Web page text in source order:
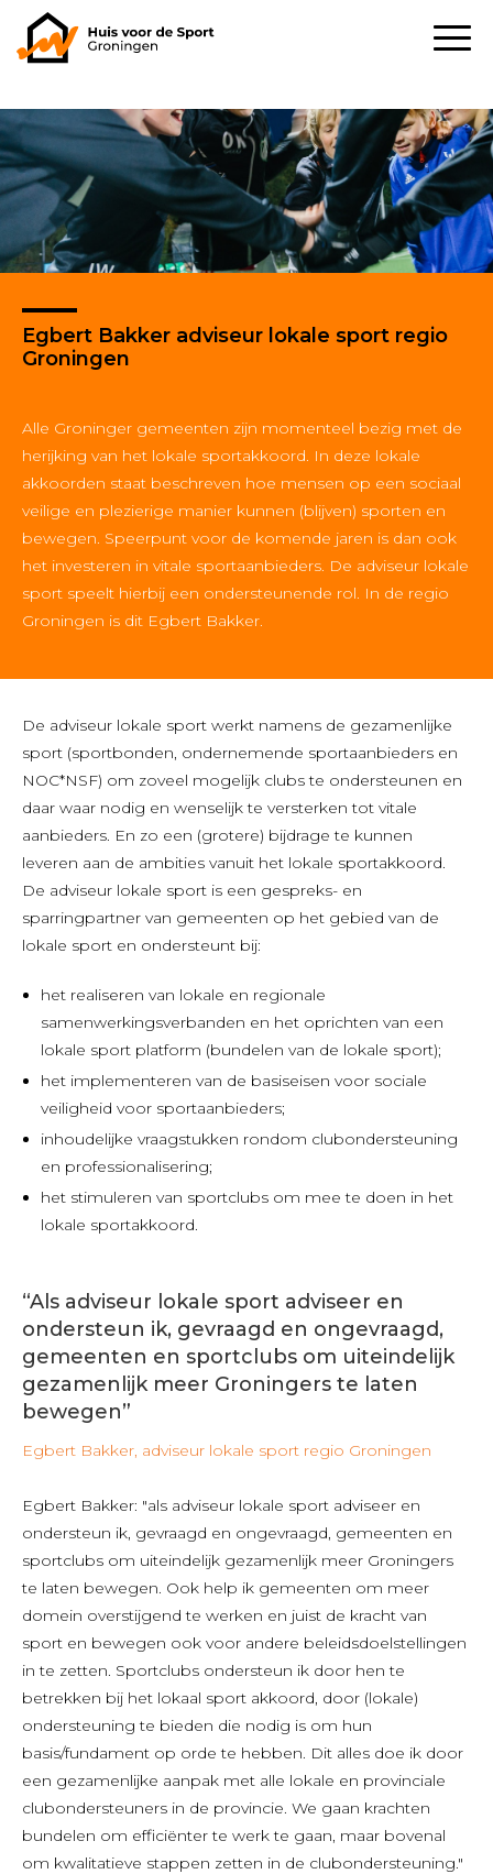
Egbert Bakker adviseur lokale sport regio
Groningen
Alle Groninger gemeenten zijn momenteel bezig met de
herijking van het lokale sportakkoord. In deze lokale
akkoorden staat beschreven hoe mensen op een sociaal
veilige en plezierige manier kunnen (blijven) sporten en
bewegen. Speerpunt voor de komende jaren is dan ook
het investeren in vitale sportaanbieders. De adviseur lokale
sport speelt hierbij een ondersteunende rol. In de regio
Groningen is dit Egbert Bakker.
De adviseur lokale sport werkt namens de gezamenlijke
sport (sportbonden, ondernemende sportaanbieders en
NOC*NSF) om zoveel mogelijk clubs te ondersteunen en
daar waar nodig en wenselijk te versterken tot vitale
aanbieders. En zo een (grotere) bijdrage te kunnen
leveren aan de ambities vanuit het lokale sportakkoord.
De adviseur lokale sport is een gespreks- en
sparringpartner van gemeenten op het gebied van de
lokale sport en ondersteunt bij:
het realiseren van lokale en regionale
samenwerkingsverbanden en het oprichten van een
lokale sport platform (bundelen van de lokale sport);
het implementeren van de basiseisen voor sociale
veiligheid voor sportaanbieders;
inhoudelijke vraagstukken rondom clubondersteuning
en professionalisering;
het stimuleren van sportclubs om mee te doen in het
lokale sportakkoord.
“Als adviseur lokale sport adviseer en
ondersteun ik, gevraagd en ongevraagd,
gemeenten en sportclubs om uiteindelijk
gezamenlijk meer Groningers te laten
bewegen”
Egbert Bakker, adviseur lokale sport regio Groningen
Egbert Bakker: "als adviseur lokale sport adviseer en
ondersteun ik, gevraagd en ongevraagd, gemeenten en
sportclubs om uiteindelijk gezamenlijk meer Groningers
te laten bewegen. Ook help ik gemeenten om meer
domein overstijgend te werken en juist de kracht van
sport en bewegen ook voor andere beleidsdoelstellingen
in te zetten. Sportclubs ondersteun ik door hen te
betrekken bij het lokaal sport akkoord, door (lokale)
ondersteuning te bieden die nodig is om hun
basis/fundament op orde te hebben. Dit alles doe ik door
een gezamenlijke aanpak met alle lokale en provinciale
clubondersteuners in de provincie. We gaan krachten
bundelen om efficiënter te werk te gaan, maar bovenal
om kwalitatieve stappen zetten in de clubondersteuning."